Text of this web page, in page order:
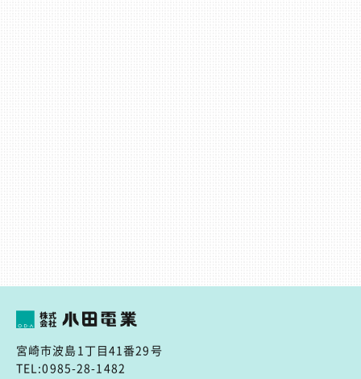
宮崎市波島1丁目41番29号
TEL:0985-28-1482